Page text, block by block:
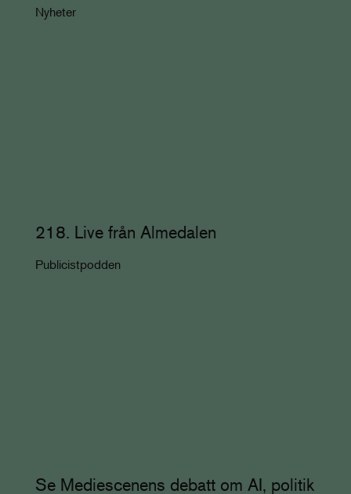
Nyheter
218. Live från Almedalen
Publicistpodden
Se Mediescenens debatt om AI, politik